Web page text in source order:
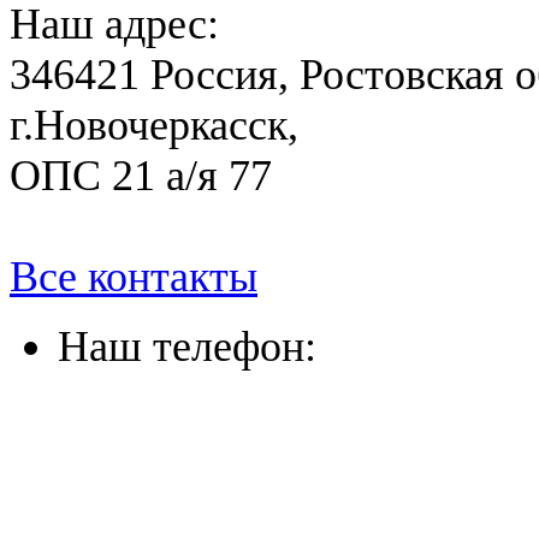
Наш адрес:
346421 Россия, Ростовская
г.Новочеркасск,
ОПС 21 а/я 77
Все контакты
Наш телефон: